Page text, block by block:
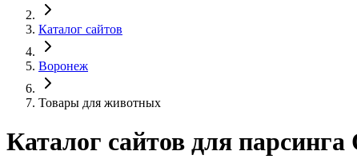
Каталог сайтов
Воронеж
Товары для животных
Каталог сайтов для